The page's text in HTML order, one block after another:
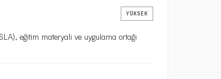
YÜKSEK
eğitim materyali ve uygulama ortağı